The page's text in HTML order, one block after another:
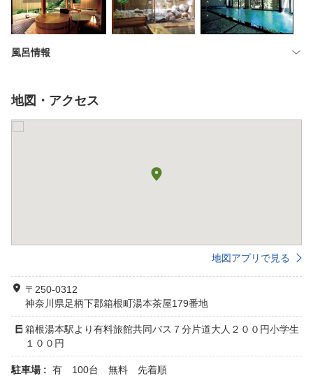
風呂情報
地図・アクセス
地図アプリで見る
〒250-0312
神奈川県足柄下郡箱根町湯本茶屋179番地
箱根湯本駅より有料旅館共同バス７分片道大人２００円小学生
１００円
駐車場 : 有 100台 無料 先着順